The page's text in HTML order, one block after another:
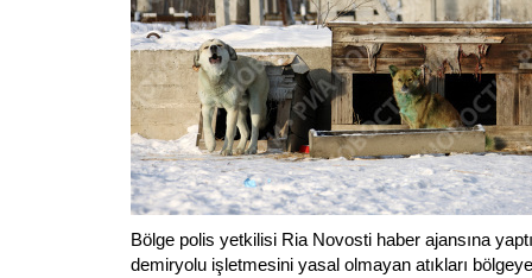
Bölge polis yetkilisi Ria Novosti haber ajansına
demiryolu işletmesini yasal olmayan atıkları